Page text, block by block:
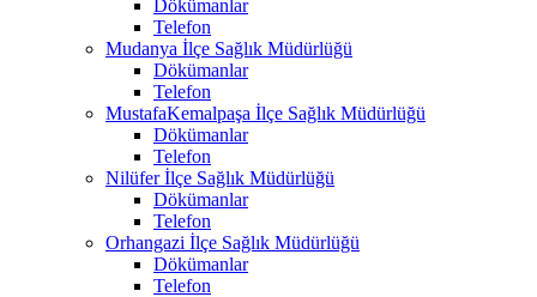
Dökümanlar
Telefon
Mudanya İlçe Sağlık Müdürlüğü
Dökümanlar
Telefon
MustafaKemalpaşa İlçe Sağlık Müdürlüğü
Dökümanlar
Telefon
Nilüfer İlçe Sağlık Müdürlüğü
Dökümanlar
Telefon
Orhangazi İlçe Sağlık Müdürlüğü
Dökümanlar
Telefon